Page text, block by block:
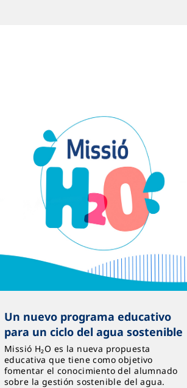
Un nuevo programa educativo
para un ciclo del agua sostenible
Missió H₂O es la nueva propuesta
educativa que tiene como objetivo
fomentar el conocimiento del alumnado
sobre la gestión sostenible del agua.